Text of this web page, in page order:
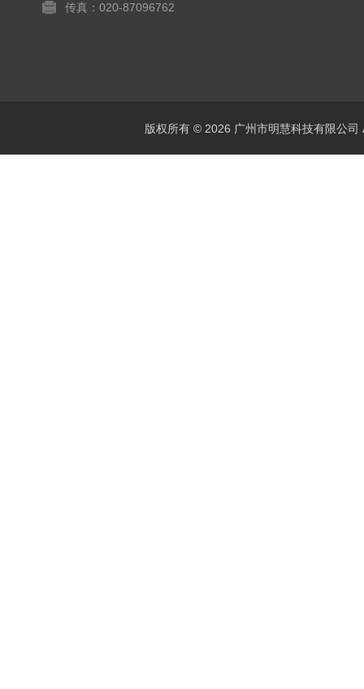
传真：020-87096762
版权所有 © 2026 广州市明慧科技有限